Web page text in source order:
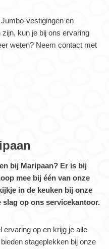
vestigingen en
kun je bij ons ervaring
weten? Neem contact met
bij Maripaan? Er is bij
mee bij één van onze
in de keuken bij onze
slag op ons servicekantoor.
ervaring op en krijg je alle
stageplekken bij onze